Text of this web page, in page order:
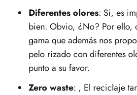
Diferentes olores: Si, es
bien. Obvio, ¿No? Por ello,
gama que además nos
pelo rizado con diferentes
punto a su favor.
Zero waste: , El reciclaje